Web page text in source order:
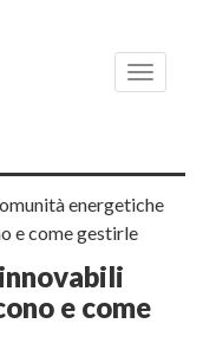
Menù
energetiche
e come gestirle
e come